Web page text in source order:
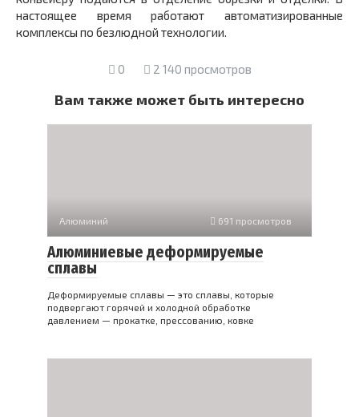
настоящее время работают автоматизированные
комплексы по безлюдной технологии.
0 2 140 просмотров
Вам также может быть интересно
Алюминий 691 просмотров
Алюминиевые деформируемые
сплавы
Деформируемые сплавы — это сплавы, которые
подвергают горячей и холодной обработке
давлением — прокатке, прессованию, ковке